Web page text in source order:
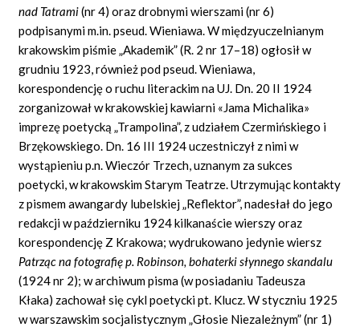
nad Tatrami(nr 4) oraz drobnymi wierszami (nr 6)
podpisanymi m.in. pseud. Wieniawa. W międzyuczelnianym
krakowskim piśmie „Akademik” (R. 2 nr 17–18) ogłosił w
grudniu 1923, również pod pseud. Wieniawa,
korespondencję o ruchu literackim na UJ. Dn. 20 II 1924
zorganizował w krakowskiej kawiarni «Jama Michalika»
imprezę poetycką „Trampolina”, z udziałem Czermińskiego i
Brzękowskiego. Dn. 16 III 1924 uczestniczył z nimi w
wystąpieniu p.n. Wieczór Trzech, uznanym za sukces
poetycki, w krakowskim Starym Teatrze. Utrzymując kontakty
z pismem awangardy lubelskiej „Reflektor”, nadesłał do jego
redakcji w październiku 1924 kilkanaście wierszy oraz
korespondencję Z Krakowa; wydrukowano jedynie wiersz
Patrząc na fotografię p. Robinson, bohaterki słynnego skandalu
(1924 nr 2); w archiwum pisma (w posiadaniu Tadeusza
Kłaka) zachował się cykl poetycki pt. Klucz. W styczniu 1925
w warszawskim socjalistycznym „Głosie Niezależnym” (nr 1)